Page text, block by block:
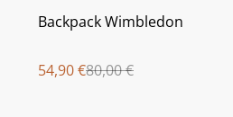
%
Backpack Wimbledon
54,90 €80,00 €